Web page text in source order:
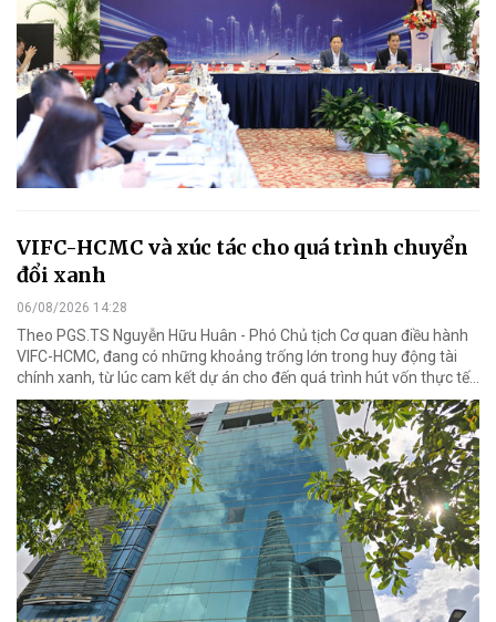
VIFC-HCMC và xúc tác cho quá trình chuyển
đổi xanh
06/08/2026 14:28
Theo PGS.TS Nguyễn Hữu Huân - Phó Chủ tịch Cơ quan điều hành
VIFC-HCMC, đang có những khoảng trống lớn trong huy động tài
chính xanh, từ lúc cam kết dự án cho đến quá trình hút vốn thực tế...